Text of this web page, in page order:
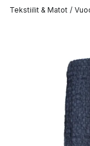
Tekstiilit & Matot /